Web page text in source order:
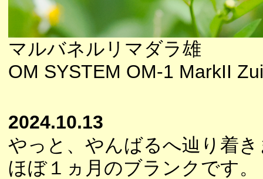
マルバネルリマダラ雄
OM SYSTEM OM-1 MarkII
2024.10.13
やっと、やんばるへ辿り着
ほぼ１ヵ月のブランクです。